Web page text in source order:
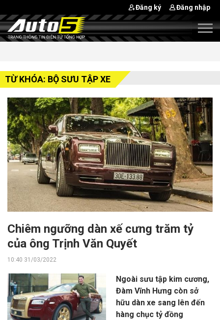
Đăng ký Đăng nhập
TỪ KHÓA: BỘ SƯU TẬP XE
Chiêm ngưỡng dàn xế cưng trăm tỷ
của ông Trịnh Văn Quyết
10:40 31/03/2022
Ngoài sưu tập kim cương,
Đàm Vĩnh Hưng còn sở
hữu dàn xe sang lên đến
hàng chục tỷ đồng